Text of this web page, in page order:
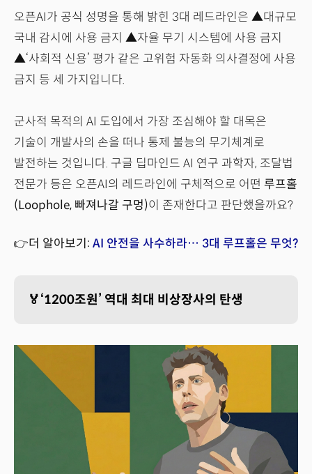
오픈AI가 공식 성명을 통해 밝힌 3대 레드라인은 ▲대규모
국내 감시에 사용 금지 ▲자율 무기 시스템에 사용 금지
▲‘사회적 신용’ 평가 같은 고위험 자동화 의사결정에 사용
금지 등 세 가지입니다.
군사적 목적의 AI 도입에서 가장 조심해야 할 대목은
기술이 개발사의 손을 떠나 통제 불능의 무기체계로
발전하는 것입니다. 구글 딥마인드 AI 연구 과학자, 조달법
전문가 등은 오픈AI의 레드라인에 구체적으로 어떤 루프홀
(Loophole, 빠져나갈 구멍)이 존재한다고 판단했을까요?
👉더 알아보기: AI 안전을 사수하라… 3대 루프홀은 무엇?
🏅‘1200조원’ 역대 최대 비상장사의 탄생